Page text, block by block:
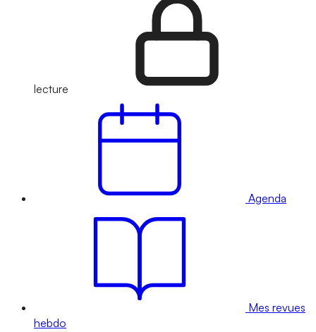
lecture
Agenda
Mes revues
hebdo